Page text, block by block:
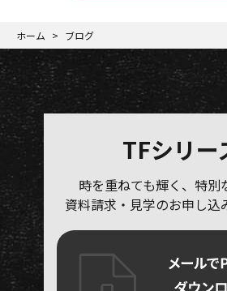
ホーム ブログ
TFシリー
時を重ねても輝く、特別
資料請求・見学のお申し込